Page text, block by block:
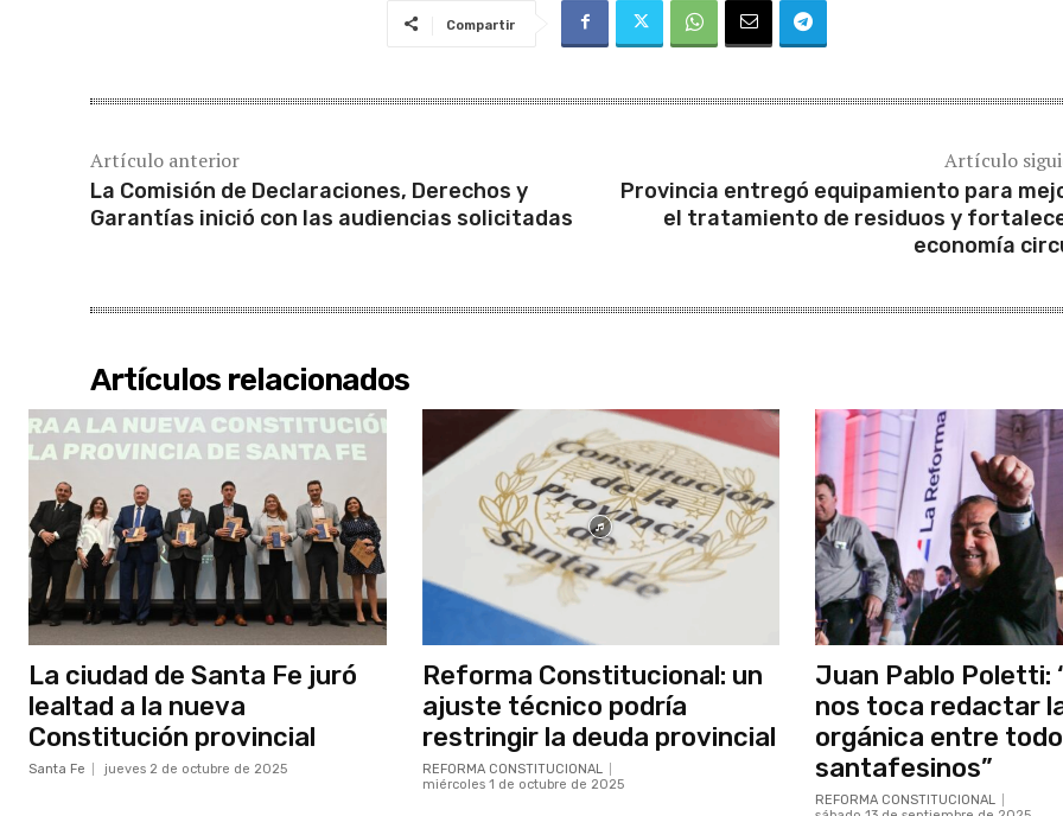
Compartir
Artículo anterior
La Comisión de Declaraciones, Derechos y
Garantías inició con las audiencias solicitadas
Artículo
Provincia entregó equipamiento para
el tratamiento de residuos y
economía
Artículos relacionados
La ciudad de Santa Fe juró
lealtad a la nueva
Constitución provincial
Santa Fe jueves 2 de octubre de 2025
Reforma Constitucional: un
ajuste técnico podría
restringir la deuda provincial
REFORMA CONSTITUCIONAL
miércoles 1 de octubre de 2025
Juan Pablo Poletti:
nos toca redactar
orgánica entre
santafesinos”
REFORMA CONSTITUCIONAL